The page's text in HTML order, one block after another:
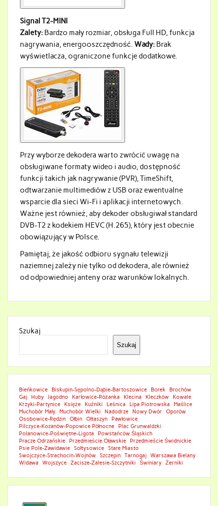
Signal T2-MINI
Zalety:Bardzo mały rozmiar, obsługa Full HD, funkcja
nagrywania, energooszczędność. Wady:Brak
wyświetlacza, ograniczone funkcje dodatkowe.
Przy wyborze dekodera warto zwrócić uwagę na
obsługiwane formaty wideo i audio, dostępność
funkcji takich jak nagrywanie (PVR), TimeShift,
odtwarzanie multimediów z USB oraz ewentualne
wsparcie dla sieci Wi-Fi i aplikacji internetowych.
Ważne jest również, aby dekoder obsługiwał standard
DVB-T2 z kodekiem HEVC (H.265), który jest obecnie
obowiązujący w Polsce.
Pamiętaj, że jakość odbioru sygnału telewizji
naziemnej zależy nie tylko od dekodera, ale również
od odpowiedniej anteny oraz warunków lokalnych.
Szukaj
Szukaj
Bieńkowice Biskupin-Sępolno-Dąbie-Bartoszowice Borek
Brochów
Gaj
Huby Jagodno Karłowice-Różanka Klecina Kleczków
Kowale
Krzyki-Partynice
Księże Kuźniki Leśnica Lipa Piotrowska
Maślice
Muchobór Mały
Muchobór Wielki Nadodrze Nowy Dwór
Oporów
Osobowice-Rędzin
Ołbin Ołtaszyn
Pawłowice
Pilczyce-Kozanów-Popowice Północne
Plac Grunwaldzki
Polanowice-Poświętne-Ligota
Powstańców Śląskich
Pracze Odrzańskie
Przedmieście Oławskie
Przedmieście Świdnickie
Psie Pole-Zawidawie
Sołtysowice
Stare Miasto
Swojczyce-Strachocin-Wojnów
Szczepin Tarnogaj
Warszawa Bielany
Widawa
Wojszyce Zacisze-Zalesie-Szczytniki Świniary Żerniki